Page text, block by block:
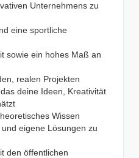
Unternehmens zu
eine sportliche
sowie ein hohes Maß an
realen Projekten
deine Ideen, Kreativität
Wissen
eigene Lösungen zu
den öffentlichen